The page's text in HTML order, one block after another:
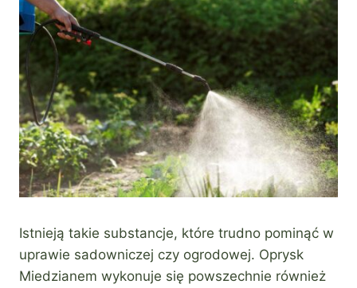
Istnieją takie substancje, które trudno pominąć w
uprawie sadowniczej czy ogrodowej. Oprysk
Miedzianem wykonuje się powszechnie również